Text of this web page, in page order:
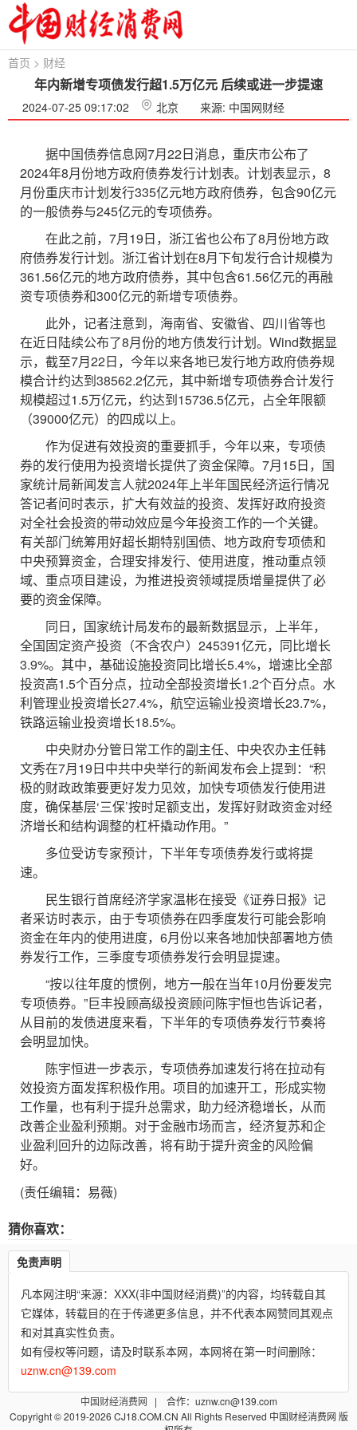
首页 > 财经
年内新增专项债发行超1.5万亿元 后续或进一步提速
2024-07-25 09:17:02 北京 来源: 中国网财经
据中国债券信息网7月22日消息，重庆市公布了
2024年8月份地方政府债券发行计划表。计划表显示，8
月份重庆市计划发行335亿元地方政府债券，包含90亿元
的一般债券与245亿元的专项债券。
在此之前，7月19日，浙江省也公布了8月份地方政
府债券发行计划。浙江省计划在8月下旬发行合计规模为
361.56亿元的地方政府债券，其中包含61.56亿元的再融
资专项债券和300亿元的新增专项债券。
此外，记者注意到，海南省、安徽省、四川省等也
在近日陆续公布了8月份的地方债发行计划。Wind数据显
示，截至7月22日，今年以来各地已发行地方政府债券规
模合计约达到38562.2亿元，其中新增专项债券合计发行
规模超过1.5万亿元，约达到15736.5亿元，占全年限额
（39000亿元）的四成以上。
作为促进有效投资的重要抓手，今年以来，专项债
券的发行使用为投资增长提供了资金保障。7月15日，国
家统计局新闻发言人就2024年上半年国民经济运行情况
答记者问时表示，扩大有效益的投资、发挥好政府投资
对全社会投资的带动效应是今年投资工作的一个关键。
有关部门统筹用好超长期特别国债、地方政府专项债和
中央预算资金，合理安排发行、使用进度，推动重点领
域、重点项目建设，为推进投资领域提质增量提供了必
要的资金保障。
同日，国家统计局发布的最新数据显示，上半年，
全国固定资产投资（不含农户）245391亿元，同比增长
3.9%。其中，基础设施投资同比增长5.4%，增速比全部
投资高1.5个百分点，拉动全部投资增长1.2个百分点。水
利管理业投资增长27.4%，航空运输业投资增长23.7%，
铁路运输业投资增长18.5%。
中央财办分管日常工作的副主任、中央农办主任韩
文秀在7月19日中共中央举行的新闻发布会上提到：“积
极的财政政策要更好发力见效，加快专项债发行使用进
度，确保基层‘三保’按时足额支出，发挥好财政资金对经
济增长和结构调整的杠杆撬动作用。”
多位受访专家预计，下半年专项债券发行或将提
速。
民生银行首席经济学家温彬在接受《证券日报》记
者采访时表示，由于专项债券在四季度发行可能会影响
资金在年内的使用进度，6月份以来各地加快部署地方债
券发行工作，三季度专项债券发行会明显提速。
“按以往年度的惯例，地方一般在当年10月份要发完
专项债券。”巨丰投顾高级投资顾问陈宇恒也告诉记者，
从目前的发债进度来看，下半年的专项债券发行节奏将
会明显加快。
陈宇恒进一步表示，专项债券加速发行将在拉动有
效投资方面发挥积极作用。项目的加速开工，形成实物
工作量，也有利于提升总需求，助力经济稳增长，从而
改善企业盈利预期。对于金融市场而言，经济复苏和企
业盈利回升的边际改善，将有助于提升资金的风险偏
好。
(责任编辑：易薇)
猜你喜欢：
免责声明
凡本网注明“来源：XXX(非中国财经消费)”的内容，均转载自其
它媒体，转载目的在于传递更多信息，并不代表本网赞同其观点
和对其真实性负责。
如有侵权等问题，请及时联系本网，本网将在第一时间删除：
uznw.cn@139.com
中国财经消费网
| 合作：uznw.cn@139.com
Copyright © 2019-2026 CJ18.COM.CN All Rights Reserved 中国财经消费网 版